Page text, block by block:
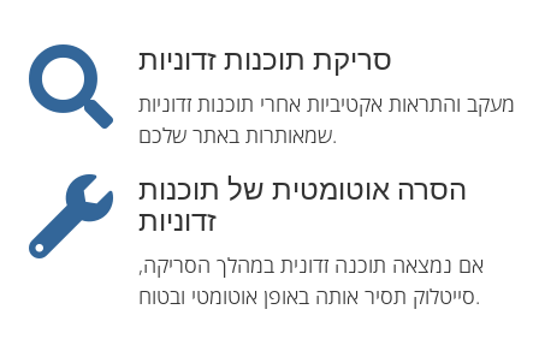
סריקת תוכנות זדוניות
מעקב והתראות אקטיביות אחרי תוכנות זדוניות
שמאותרות באתר שלכם.
הסרה אוטומטית של תוכנות
זדוניות
אם נמצאה תוכנה זדונית במהלך הסריקה,
סייטלוק תסיר אותה באופן אוטומטי ובטוח.